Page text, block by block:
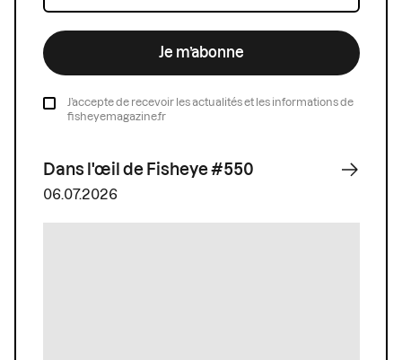
Je m’abonne
J’accepte de recevoir les actualités et les informations de
fisheyemagazine.fr
Dans l'œil de Fisheye #550
06.07.2026